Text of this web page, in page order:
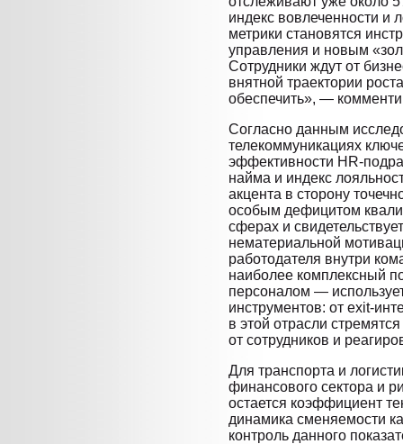
индекс вовлеченности и
метрики становятся
управления и новым
Сотрудники ждут от
внятной траектории
обеспечить», —
Согласно данным
телекоммуникациях
эффективности HR-
найма и индекс
акцента в сторону
особым дефицитом
сферах и
нематериальной
работодателя внутри
наиболее комплексный
персоналом —
инструментов: от exit-
в этой отрасли
от сотрудников и
Для транспорта и
финансового сектора и
остается коэффициент
динамика сменяемости
контроль данного